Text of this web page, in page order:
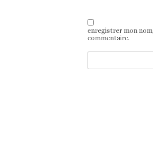
enregistrer mon
commentaire.